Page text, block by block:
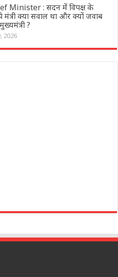
Minister : सदन में विपक्ष के
क्या सवाल था और क्याें जवाब
?
2026